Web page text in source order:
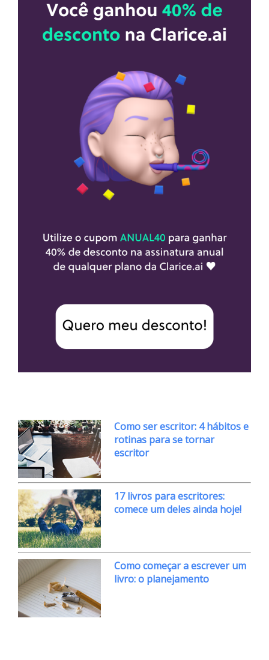
Como ser escritor: 4 hábitos e
rotinas para se tornar
escritor
17 livros para escritores:
comece um deles ainda hoje!
Como começar a escrever um
livro: o planejamento